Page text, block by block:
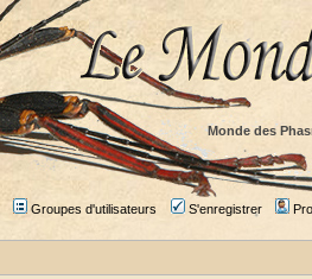
Monde des
Groupes d'utilisateurs S'enregistrer